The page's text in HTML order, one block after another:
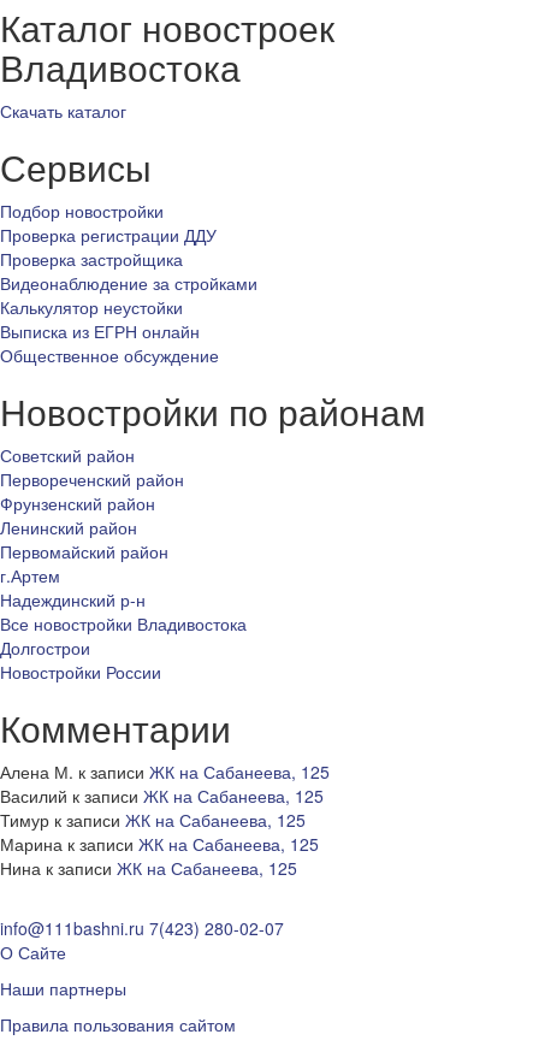
Каталог новостроек
Владивостока
Скачать каталог
Сервисы
Подбор новостройки
Проверка регистрации ДДУ
Проверка застройщика
Видеонаблюдение за стройками
Калькулятор неустойки
Выписка из ЕГРН онлайн
Общественное обсуждение
Новостройки по районам
Советский район
Первореченский район
Фрунзенский район
Ленинский район
Первомайский район
г.Артем
Надеждинский р-н
Все новостройки Владивостока
Долгострои
Новостройки России
Комментарии
Алена М. к записи ЖК на Сабанеева, 125
Василий к записи ЖК на Сабанеева, 125
Тимур к записи ЖК на Сабанеева, 125
Марина к записи ЖК на Сабанеева, 125
Нина к записи ЖК на Сабанеева, 125
info@111bashni.ru 7(423) 280-02-07
О Сайте
Наши партнеры
Правила пользования сайтом